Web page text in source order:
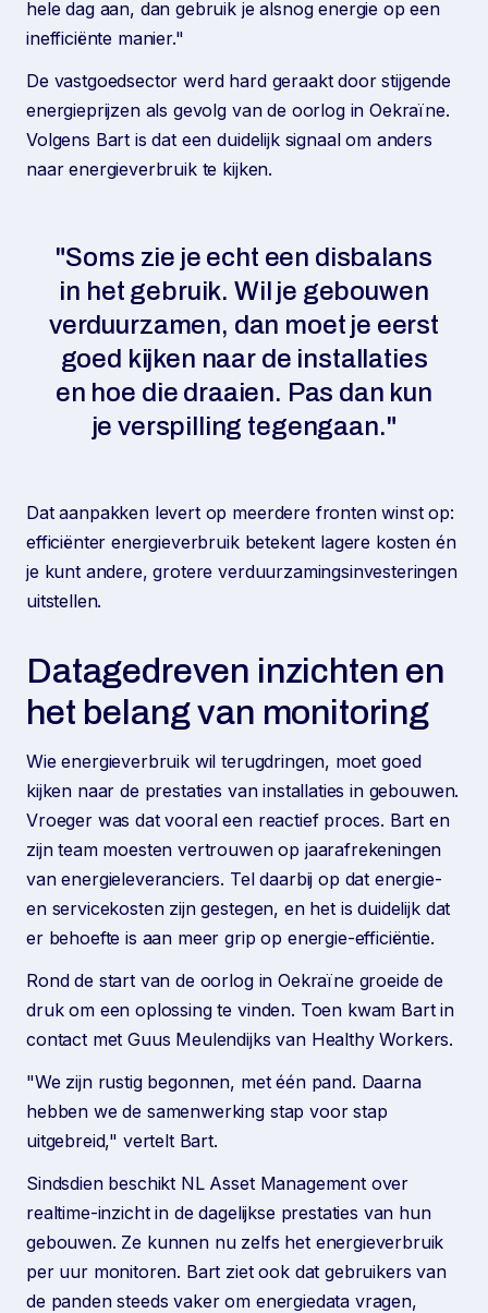
hele dag aan, dan gebruik je alsnog energie op een
inefficiënte manier."
De vastgoedsector werd hard geraakt door stijgende
energieprijzen als gevolg van de oorlog in Oekraïne.
Volgens Bart is dat een duidelijk signaal om anders
naar energieverbruik te kijken.
"Soms zie je echt een disbalans
in het gebruik. Wil je gebouwen
verduurzamen, dan moet je eerst
goed kijken naar de installaties
en hoe die draaien. Pas dan kun
je verspilling tegengaan."
Dat aanpakken levert op meerdere fronten winst op:
efficiënter energieverbruik betekent lagere kosten én
je kunt andere, grotere verduurzamingsinvesteringen
uitstellen.
Datagedreven inzichten en
het belang van monitoring
Wie energieverbruik wil terugdringen, moet goed
kijken naar de prestaties van installaties in gebouwen.
Vroeger was dat vooral een reactief proces. Bart en
zijn team moesten vertrouwen op jaarafrekeningen
van energieleveranciers. Tel daarbij op dat energie-
en servicekosten zijn gestegen, en het is duidelijk dat
er behoefte is aan meer grip op energie-efficiëntie.
Rond de start van de oorlog in Oekraïne groeide de
druk om een oplossing te vinden. Toen kwam Bart in
contact met Guus Meulendijks van Healthy Workers.
"We zijn rustig begonnen, met één pand. Daarna
hebben we de samenwerking stap voor stap
uitgebreid," vertelt Bart.
Sindsdien beschikt NL Asset Management over
realtime-inzicht in de dagelijkse prestaties van hun
gebouwen. Ze kunnen nu zelfs het energieverbruik
per uur monitoren. Bart ziet ook dat gebruikers van
de panden steeds vaker om energiedata vragen,